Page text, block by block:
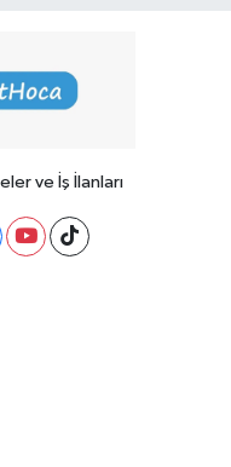
ve İş İlanları